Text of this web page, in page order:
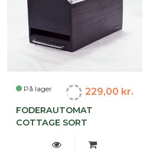
På lager 229,00 kr.
FODERAUTOMAT
COTTAGE SORT